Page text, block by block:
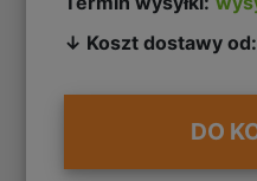
↓ Koszt dostawy od:
DO